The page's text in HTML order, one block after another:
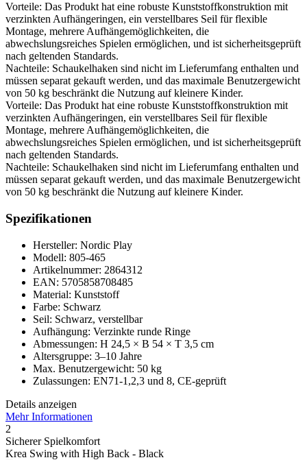
Vorteile: Das Produkt hat eine robuste Kunststoffkonstruktion mit
verzinkten Aufhängeringen, ein verstellbares Seil für flexible
Montage, mehrere Aufhängemöglichkeiten, die
abwechslungsreiches Spielen ermöglichen, und ist sicherheitsgeprüft
nach geltenden Standards.
Nachteile: Schaukelhaken sind nicht im Lieferumfang enthalten und
müssen separat gekauft werden, und das maximale Benutzergewicht
von 50 kg beschränkt die Nutzung auf kleinere Kinder.
Vorteile: Das Produkt hat eine robuste Kunststoffkonstruktion mit
verzinkten Aufhängeringen, ein verstellbares Seil für flexible
Montage, mehrere Aufhängemöglichkeiten, die
abwechslungsreiches Spielen ermöglichen, und ist sicherheitsgeprüft
nach geltenden Standards.
Nachteile: Schaukelhaken sind nicht im Lieferumfang enthalten und
müssen separat gekauft werden, und das maximale Benutzergewicht
von 50 kg beschränkt die Nutzung auf kleinere Kinder.
Spezifikationen
Hersteller: Nordic Play
Modell: 805-465
Artikelnummer: 2864312
EAN: 5705858708485
Material: Kunststoff
Farbe: Schwarz
Seil: Schwarz, verstellbar
Aufhängung: Verzinkte runde Ringe
Abmessungen: H 24,5 × B 54 × T 3,5 cm
Altersgruppe: 3–10 Jahre
Max. Benutzergewicht: 50 kg
Zulassungen: EN71-1,2,3 und 8, CE-geprüft
Details anzeigen
Mehr Informationen
2
Sicherer Spielkomfort
Krea Swing with High Back - Black